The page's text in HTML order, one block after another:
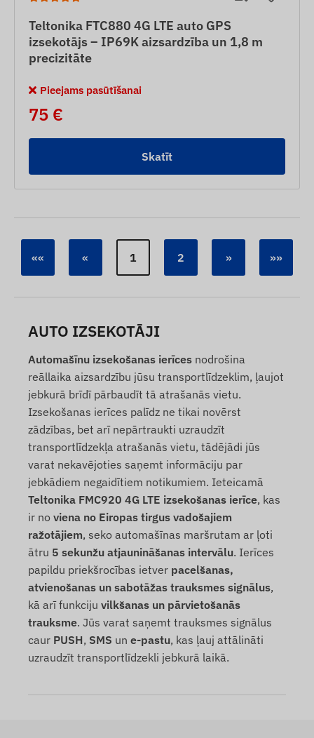
Teltonika FTC880 4G LTE auto GPS
izsekotājs – IP69K aizsardzība un 1,8 m
precizitāte
Pieejams pasūtīšanai
75 €
Skatīt
«« « 1 2 » »»
AUTO IZSEKOTĀJI
Automašīnu izsekošanas ierīces nodrošina
reāllaika aizsardzību jūsu transportlīdzeklim, ļaujot
jebkurā brīdī pārbaudīt tā atrašanās vietu.
Izsekošanas ierīces palīdz ne tikai novērst
zādzības, bet arī nepārtraukti uzraudzīt
transportlīdzekļa atrašanās vietu, tādējādi jūs
varat nekavējoties saņemt informāciju par
jebkādiem negaidītiem notikumiem. Ieteicamā
Teltonika FMC920 4G LTE izsekošanas ierīce, kas
ir no viena no Eiropas tirgus vadošajiem
ražotājiem, seko automašīnas maršrutam ar ļoti
ātru 5 sekunžu atjaunināšanas intervālu. Ierīces
papildu priekšrocības ietver pacelšanas,
atvienošanas un sabotāžas trauksmes signālus,
kā arī funkciju vilkšanas un pārvietošanās
trauksme. Jūs varat saņemt trauksmes signālus
caur PUSH, SMS un e-pastu, kas ļauj attālināti
uzraudzīt transportlīdzekli jebkurā laikā.